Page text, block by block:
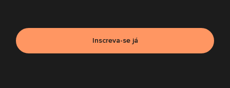
Inscreva-se já